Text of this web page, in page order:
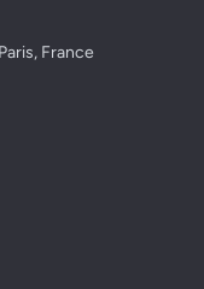
France